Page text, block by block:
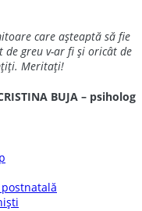
care așteaptă să fie
greu v-ar fi și oricât de
Meritați!
BUJA – psiholog